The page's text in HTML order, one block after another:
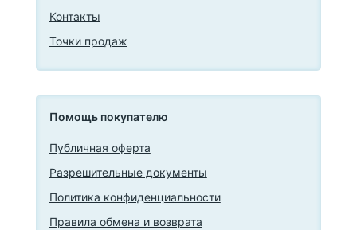
Контакты
Точки продаж
Помощь покупателю
Публичная оферта
Разрешительные документы
Политика конфиденциальности
Правила обмена и возврата